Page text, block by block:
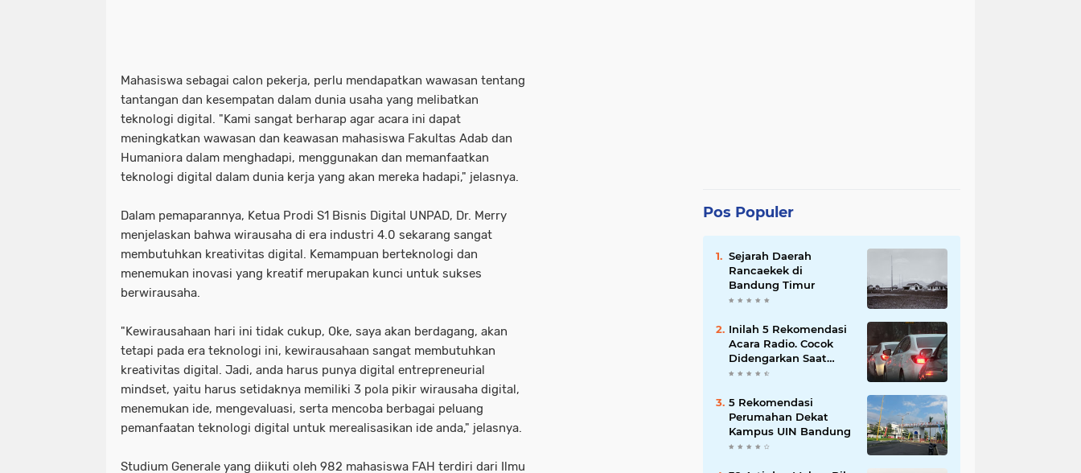
Mahasiswa sebagai calon pekerja, perlu mendapatkan wawasan tentang
tantangan dan kesempatan dalam dunia usaha yang melibatkan
teknologi digital. "Kami sangat berharap agar acara ini dapat
meningkatkan wawasan dan keawasan mahasiswa Fakultas Adab dan
Humaniora dalam menghadapi, menggunakan dan memanfaatkan
teknologi digital dalam dunia kerja yang akan mereka hadapi," jelasnya.
Dalam pemaparannya, Ketua Prodi S1 Bisnis Digital UNPAD, Dr. Merry
menjelaskan bahwa wirausaha di era industri 4.0 sekarang sangat
membutuhkan kreativitas digital. Kemampuan berteknologi dan
menemukan inovasi yang kreatif merupakan kunci untuk sukses
berwirausaha.
"Kewirausahaan hari ini tidak cukup, Oke, saya akan berdagang, akan
tetapi pada era teknologi ini, kewirausahaan sangat membutuhkan
kreativitas digital. Jadi, anda harus punya digital entrepreneurial
mindset, yaitu harus setidaknya memiliki 3 pola pikir wirausaha digital,
menemukan ide, mengevaluasi, serta mencoba berbagai peluang
pemanfaatan teknologi digital untuk merealisasikan ide anda," jelasnya.
Studium Generale yang diikuti oleh 982 mahasiswa FAH terdiri dari Ilmu
Pos Populer
Sejarah Daerah
Rancaekek di
Bandung Timur
Inilah 5 Rekomendasi
Acara Radio. Cocok
Didengarkan Saat
Macet
5 Rekomendasi
Perumahan Dekat
Kampus UIN Bandung